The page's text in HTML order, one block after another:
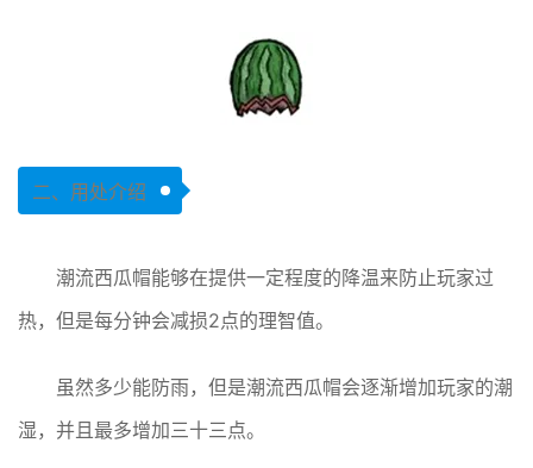
二、用处介绍
潮流西瓜帽能够在提供一定程度的降温来防止玩家过
热，但是每分钟会减损2点的理智值。
虽然多少能防雨，但是潮流西瓜帽会逐渐增加玩家的潮
湿，并且最多增加三十三点。